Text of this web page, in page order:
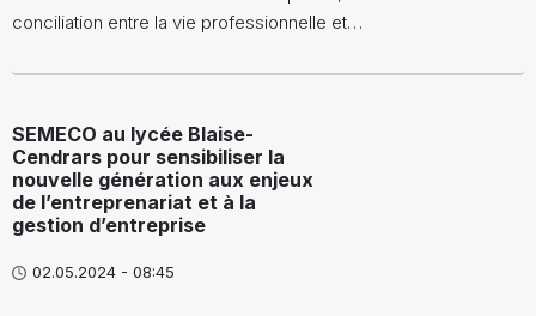
conciliation entre la vie professionnelle et…
SEMECO au lycée Blaise-
Cendrars pour sensibiliser la
nouvelle génération aux enjeux
de l’entreprenariat et à la
gestion d’entreprise
02.05.2024 - 08:45